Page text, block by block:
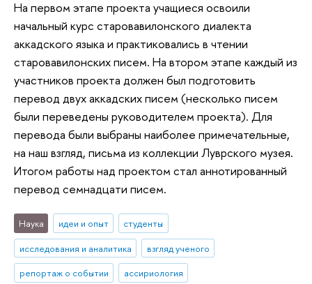
На первом этапе проекта учащиеся освоили
начальный курс старовавилонского диалекта
аккадского языка и практиковались в чтении
старовавилонских писем. На втором этапе каждый из
участников проекта должен был подготовить
перевод двух аккадских писем (несколько писем
были переведены руководителем проекта). Для
перевода были выбраны наиболее примечательные,
на наш взгляд, письма из коллекции Луврского музея.
Итогом работы над проектом стал аннотированный
перевод семнадцати писем.
Наука идеи и опыт
студенты
исследования и аналитика
взгляд ученого
репортаж о событии
ассириология